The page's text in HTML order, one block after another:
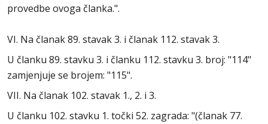
provedbe ovoga članka.".
VI. Na članak 89. stavak 3. i članak 112. stavak 3.
U članku 89. stavku 3. i članku 112. stavku 3. broj: "114"
zamjenjuje se brojem: "115".
VII. Na članak 102. stavak 1., 2. i 3.
U članku 102. stavku 1. točki 52. zagrada: "(članak 77.